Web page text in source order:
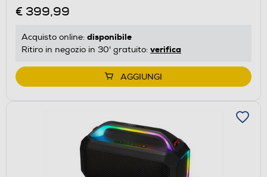
€ 399,99
Acquisto online: disponibile
Ritiro in negozio in 30' gratuito: verifica
AGGIUNGI